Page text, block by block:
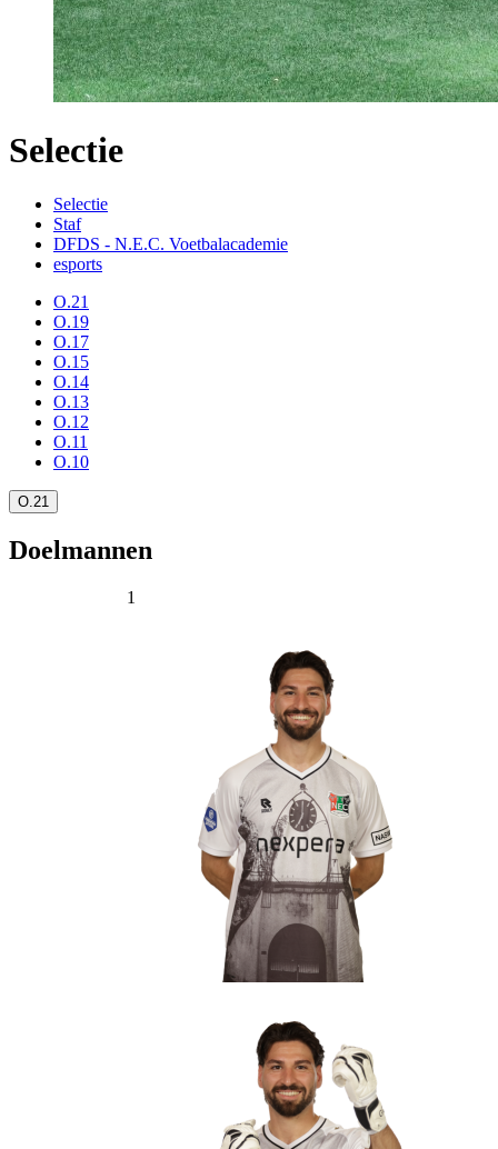
Selectie
Selectie
Staf
DFDS - N.E.C. Voetbalacademie
esports
O.21
O.19
O.17
O.15
O.14
O.13
O.12
O.11
O.10
O.21
Doelmannen
1